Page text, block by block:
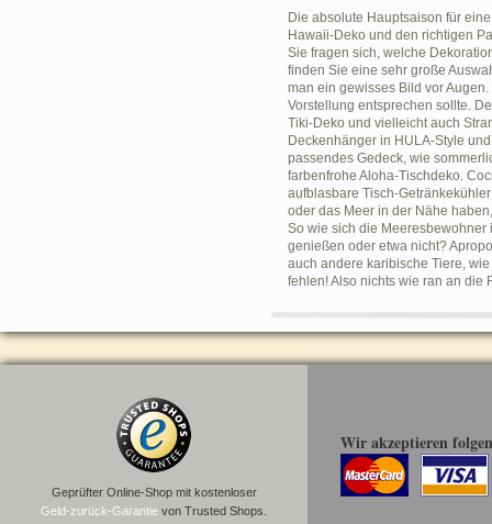
Die absolute Hauptsaison für
Hawaii-Deko und den richtigen
Sie fragen sich, welche
finden Sie eine sehr große
man ein gewisses Bild vor
Vorstellung entsprechen sollte.
Tiki-Deko und vielleicht auch
Deckenhänger in HULA-Style
passendes Gedeck, wie
farbenfrohe Aloha-Tischdeko.
aufblasbare Tisch-
oder das Meer in der Nähe
So wie sich die Meeresbewohner
genießen oder etwa nicht?
auch andere karibische Tiere,
fehlen! Also nichts wie ran an die
Geprüfter Online-Shop mit kostenloser
Geld-zurück-Garantie von Trusted Shops.
Wir akzeptieren